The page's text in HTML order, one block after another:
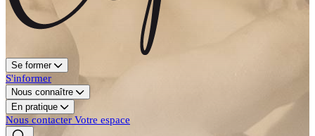
Se former
S'informer
Nous connaître
En pratique
Nous contacter Votre espace